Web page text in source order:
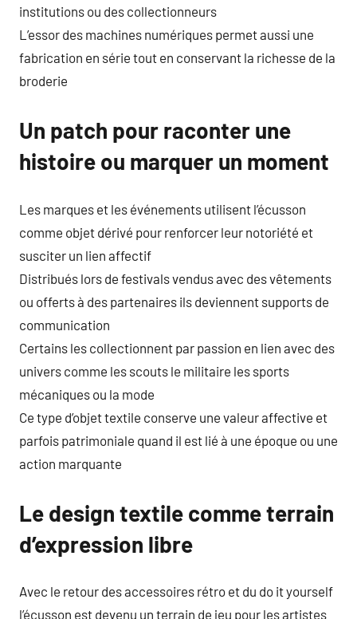
institutions ou des collectionneurs
L’essor des machines numériques permet aussi une
fabrication en série tout en conservant la richesse de la
broderie
Un patch pour raconter une
histoire ou marquer un moment
Les marques et les événements utilisent l’écusson
comme objet dérivé pour renforcer leur notoriété et
susciter un lien affectif
Distribués lors de festivals vendus avec des vêtements
ou offerts à des partenaires ils deviennent supports de
communication
Certains les collectionnent par passion en lien avec des
univers comme les scouts le militaire les sports
mécaniques ou la mode
Ce type d’objet textile conserve une valeur affective et
parfois patrimoniale quand il est lié à une époque ou une
action marquante
Le design textile comme terrain
d’expression libre
Avec le retour des accessoires rétro et du do it yourself
l’écusson est devenu un terrain de jeu pour les artistes